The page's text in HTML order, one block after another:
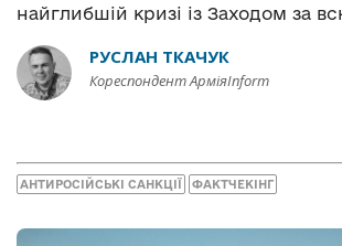
найглибшій кризі із Заходом за
РУСЛАН ТКАЧУК
Кореспондент АрміяInform
АНТИРОСІЙСЬКІ САНКЦІЇ ФАКТЧЕКІНГ